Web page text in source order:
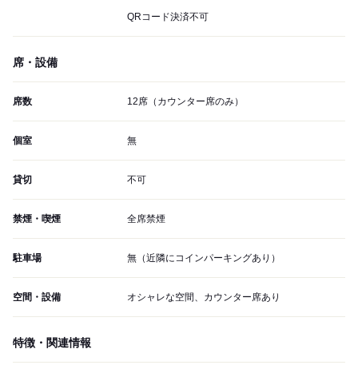
QRコード決済不可
席・設備
席数 12席（カウンター席のみ）
個室 無
貸切 不可
禁煙・喫煙 全席禁煙
駐車場 無（近隣にコインパーキングあり）
空間・設備 オシャレな空間、カウンター席あり
特徴・関連情報